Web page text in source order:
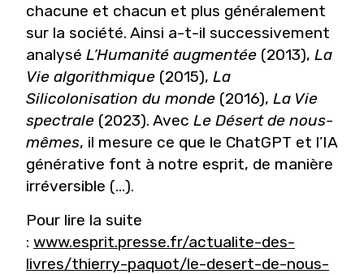
chacune et chacun et plus généralement
sur la société. Ainsi a-t-il successivement
analysé L’Humanité augmentée (2013), La
Vie algorithmique (2015), La
Silicolonisation du monde (2016), La Vie
spectrale (2023). Avec Le Désert de nous-
mêmes, il mesure ce que le ChatGPT et l’IA
générative font à notre esprit, de manière
irréversible (...).
Pour lire la suite
: www.esprit.presse.fr/actualite-des-
livres/thierry-paquot/le-desert-de-nous-